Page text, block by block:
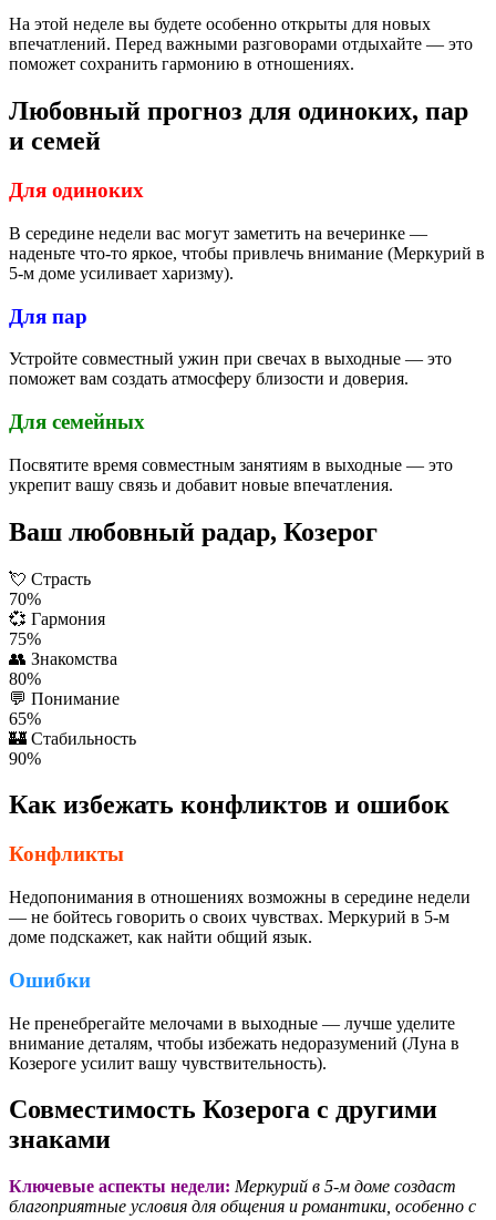
На этой неделе вы будете особенно открыты для новых
впечатлений. Перед важными разговорами отдыхайте — это
поможет сохранить гармонию в отношениях.
Любовный прогноз для одиноких, пар
и семей
Для одиноких
В середине недели вас могут заметить на вечеринке —
наденьте что-то яркое, чтобы привлечь внимание (Меркурий в
5-м доме усиливает харизму).
Для пар
Устройте совместный ужин при свечах в выходные — это
поможет вам создать атмосферу близости и доверия.
Для семейных
Посвятите время совместным занятиям в выходные — это
укрепит вашу связь и добавит новые впечатления.
Ваш любовный радар, Козерог
💘 Страсть
70%
💞 Гармония
75%
👥 Знакомства
80%
💬 Понимание
65%
🏰 Стабильность
90%
Как избежать конфликтов и ошибок
Конфликты
Недопонимания в отношениях возможны в середине недели
— не бойтесь говорить о своих чувствах. Меркурий в 5-м
доме подскажет, как найти общий язык.
Ошибки
Не пренебрегайте мелочами в выходные — лучше уделите
внимание деталям, чтобы избежать недоразумений (Луна в
Козероге усилит вашу чувствительность).
Совместимость Козерога с другими
знаками
Ключевые аспекты недели: Меркурий в 5-м доме создаст
благоприятные условия для общения и романтики, особенно с